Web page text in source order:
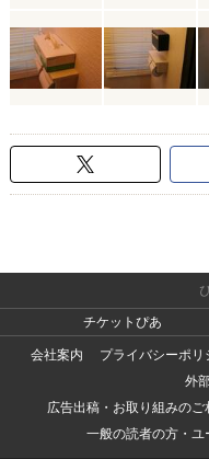
チケットぴあ
会社案内
プライバシーポリ
外
広告出稿・お取り組みの
一般の読者の方・